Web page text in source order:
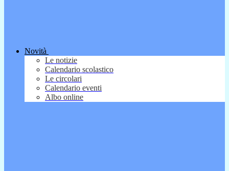
Novità
Le notizie
Calendario scolastico
Le circolari
Calendario eventi
Albo online